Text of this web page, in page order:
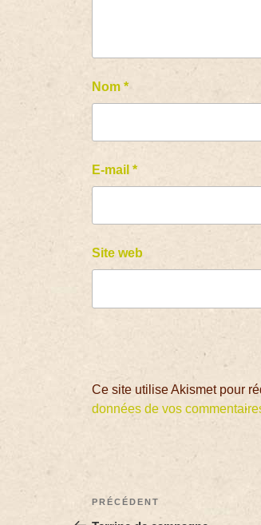
Nom*
E-mail*
Site web
Ce site utilise Akismet pour
données de vos
PRÉCÉDENT